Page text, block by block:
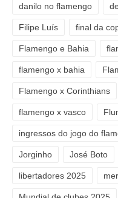
danilo no flamengo
Filipe Luís final da
Flamengo e Bahia
flamengo x bahia
Flamengo x Corinthians
flamengo x vasco
ingressos do jogo do
Jorginho José Boto
libertadores 2025